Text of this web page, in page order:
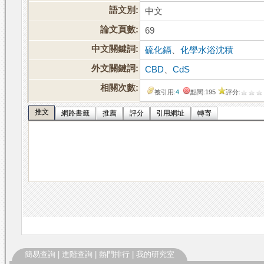
語文別:
中文
論文頁數:
69
中文關鍵詞:
硫化鎘 、化學水浴沈積
外文關鍵詞:
CBD 、CdS
相關次數:
被引用:4 點閱:195 評分:
推文 網路書籤 推薦 評分 引用網址 轉寄
簡易查詢 進階查詢 熱門排行 我的研究室